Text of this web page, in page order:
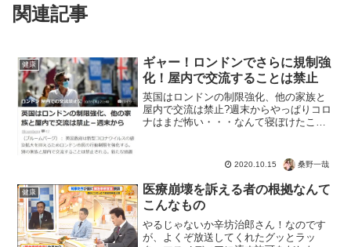
関連記事
健康
ギャー！ロンドンでさらに規制強
化！屋内で交流することは禁止
英国はロンドンの制限強化、他の家族と
屋内で交流は禁止?週末からやっぱりコロ
ナはまだ怖い・・・なんて寝ぼけたこと
ウンしてたんじゃないの？「集団免疫」
2020.10.15 桑野一哉
健康
医療崩壊を訴える者の根拠なんて
こんなもの
やるじゃないか辛坊治郎さん！なのです
が、よくぞ放送してくれたグッとラッ